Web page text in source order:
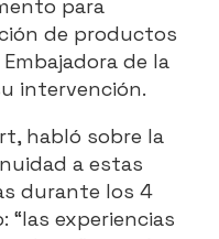
para
de productos
de la
intervención.
habló sobre la
a estas
durante los 4
“las experiencias